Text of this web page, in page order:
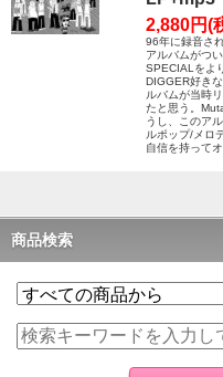
2,880円(
96年に録音さ
アルバムがつ
SPECIALをよ
DIGGER好き
ルバムが当時
たと思う。
うし、このア
ルポップ/メロ
自信を持って
商品検索